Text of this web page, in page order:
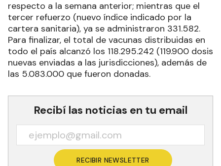
respecto a la semana anterior; mientras que el
tercer refuerzo (nuevo índice indicado por la
cartera sanitaria), ya se administraron 331.582.
Para finalizar, el total de vacunas distribuidas en
todo el país alcanzó los 118.295.242 (119.900 dosis
nuevas enviadas a las jurisdicciones), además de
las 5.083.000 que fueron donadas.
Recibí las noticias en tu email
RECIBIR NEWSLETTER